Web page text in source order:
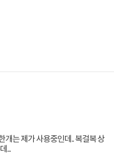
개는 제가 사용중인데.. 복걸복 상
...